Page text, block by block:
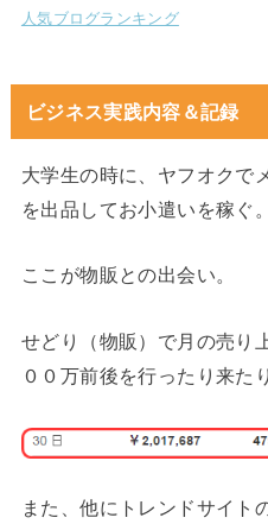
人気ブログランキング
ビジネス実践内容＆記録
大学生の時に、ヤフオクで
を出品してお小遣いを稼ぐ。
ここが物販との出会い。
せどり（物販）で月の売り
００万前後を行ったり来た
また、他にトレンドサイト